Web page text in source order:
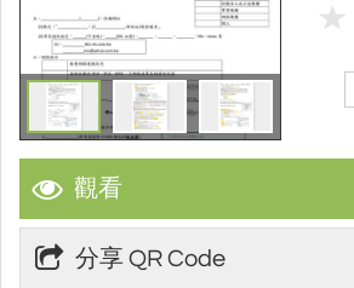
觀看
分享 QR Code